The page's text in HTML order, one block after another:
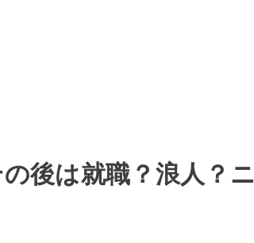
後は就職？浪人？ニ